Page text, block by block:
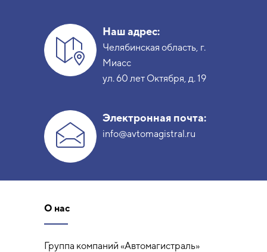
Наш адрес:
Челябинская область, г.
Миасс
ул. 60 лет Октября, д. 19
Электронная почта:
info@avtomagistral.ru
О нас
Группа компаний «Автомагистраль»